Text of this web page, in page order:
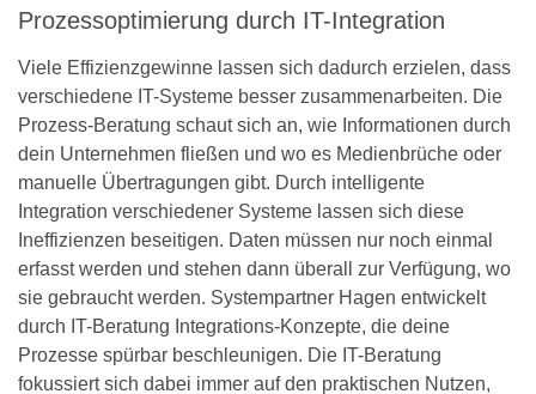
Prozessoptimierung durch IT-Integration
Viele Effizienzgewinne lassen sich dadurch erzielen, dass
verschiedene IT-Systeme besser zusammenarbeiten. Die
Prozess-Beratung schaut sich an, wie Informationen durch
dein Unternehmen fließen und wo es Medienbrüche oder
manuelle Übertragungen gibt. Durch intelligente
Integration verschiedener Systeme lassen sich diese
Ineffizienzen beseitigen. Daten müssen nur noch einmal
erfasst werden und stehen dann überall zur Verfügung, wo
sie gebraucht werden. Systempartner Hagen entwickelt
durch IT-Beratung Integrations-Konzepte, die deine
Prozesse spürbar beschleunigen. Die IT-Beratung
fokussiert sich dabei immer auf den praktischen Nutzen,